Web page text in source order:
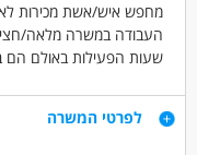
מחפש איש/אשת מכירות
העבודה במשרה מלאה/
שעות הפעילות באולם הם בימים
דרישות
לפרטי המשרה